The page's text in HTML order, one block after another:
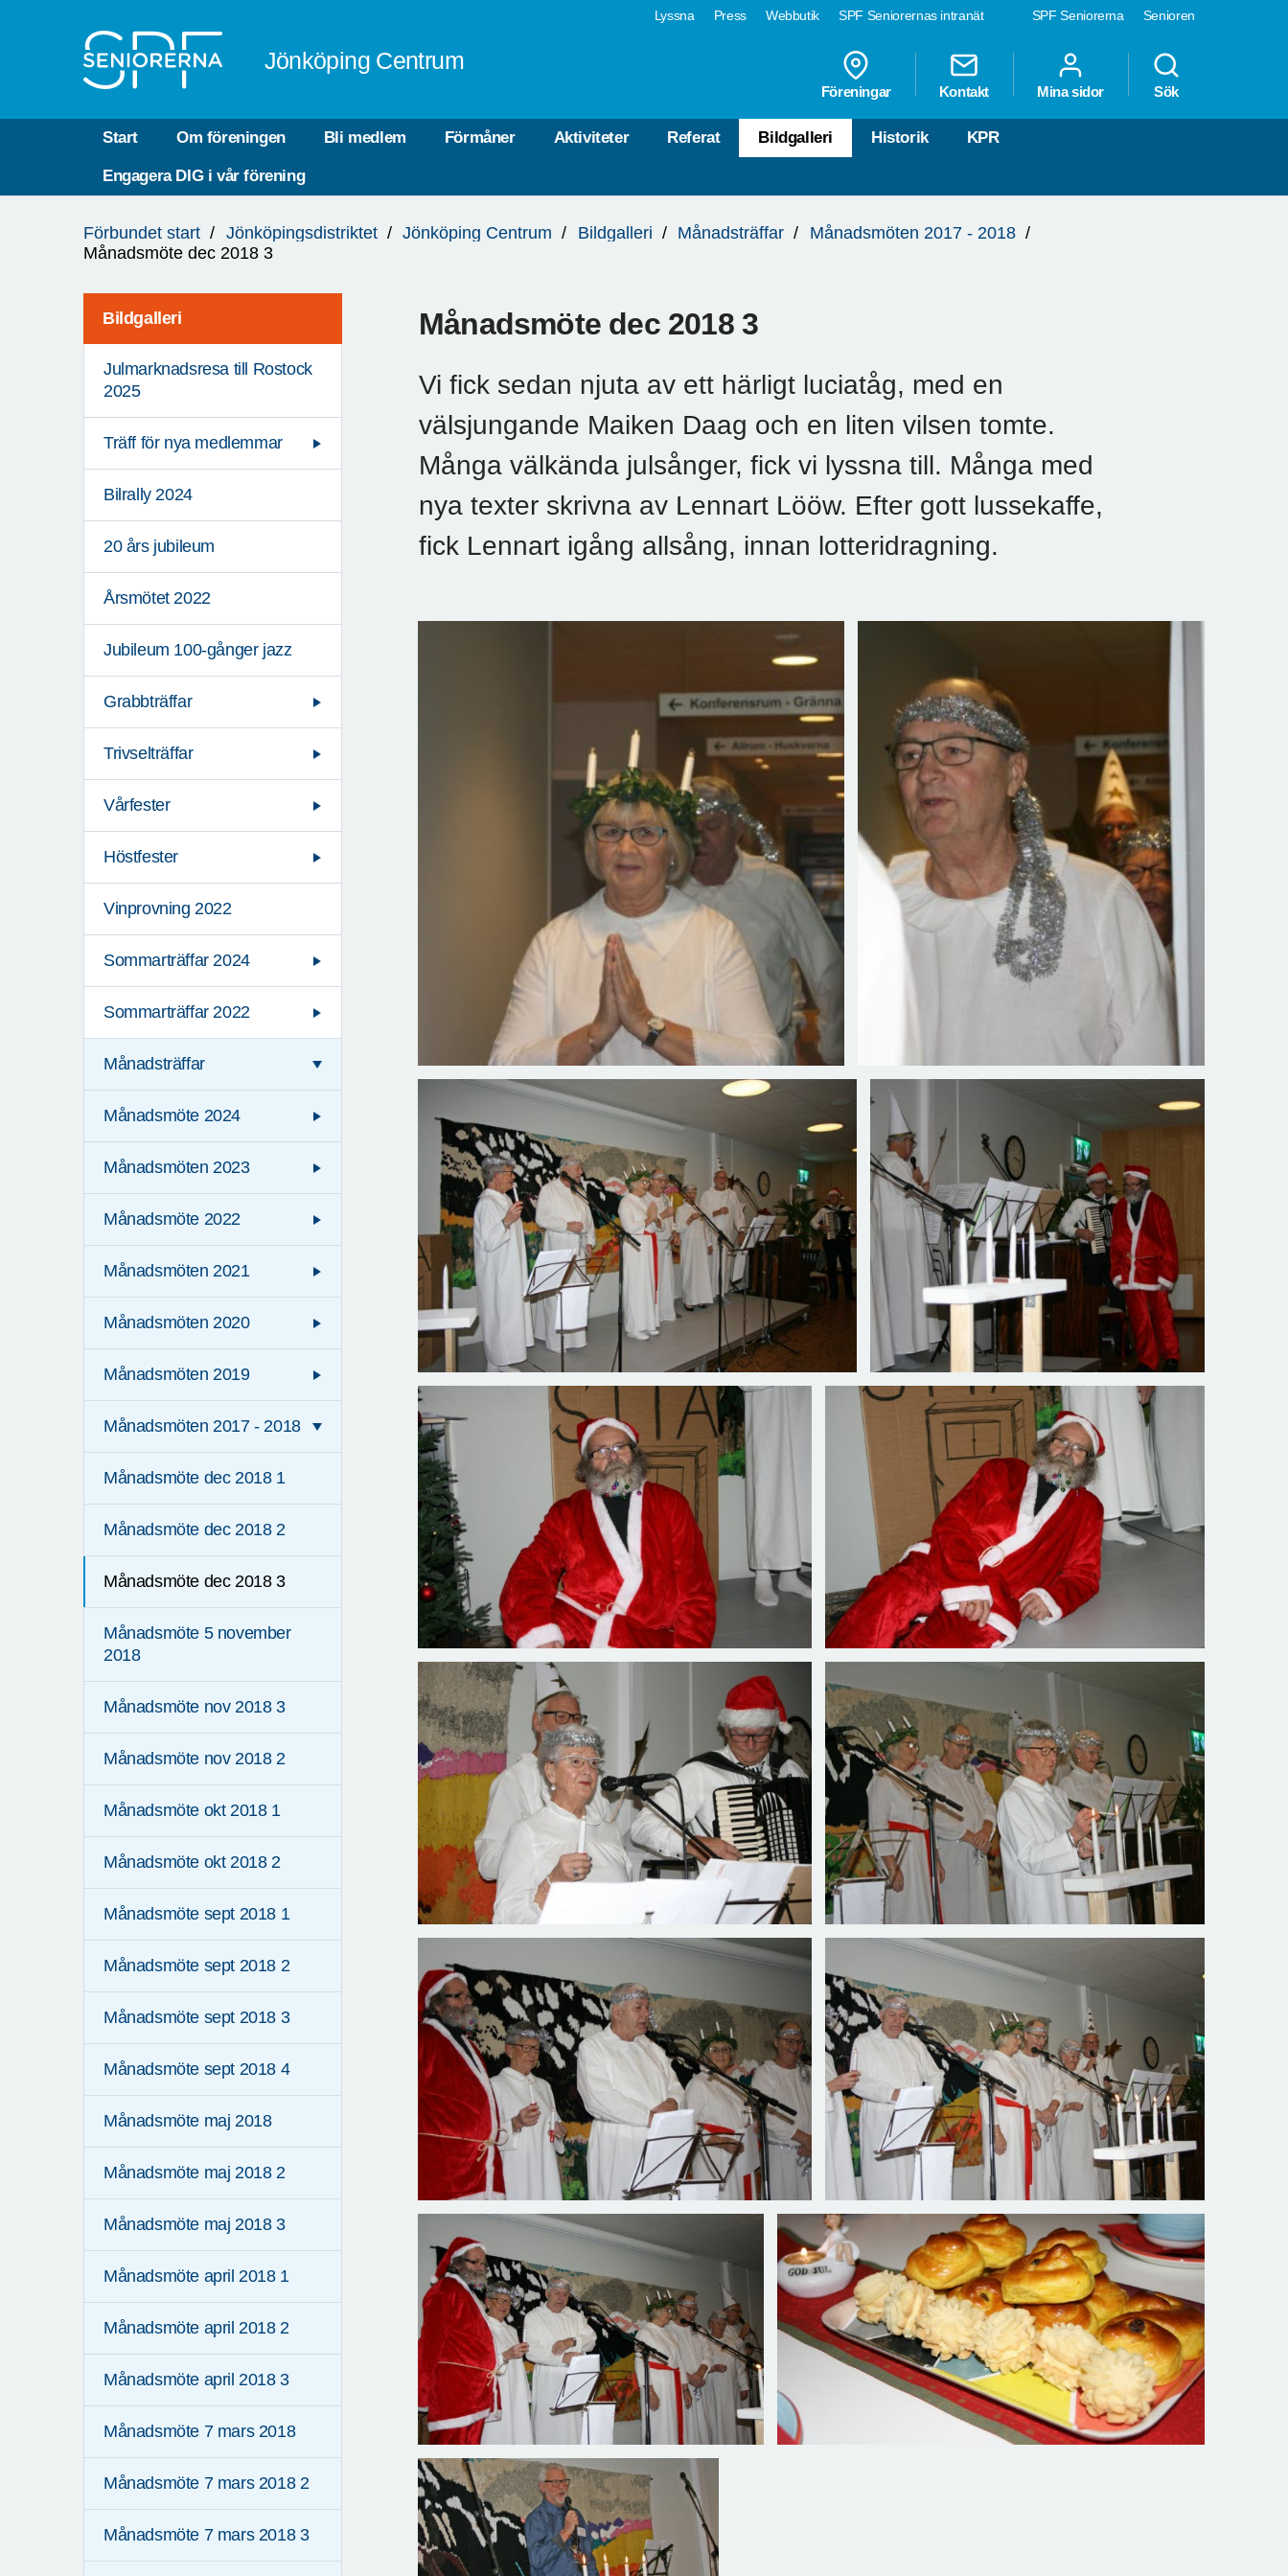
SPF Seniorerna Senioren
Lyssna Press Webbutik SPF Seniorernas intranät
Jönköping Centrum
Föreningar Kontakt Mina sidor Sök
Start Om föreningen Bli medlem Förmåner Aktiviteter Referat Bildgalleri Historik KPR
Engagera DIG i vår förening
är
Förbundet start Jönköpingsdistriktet Jönköping Centrum Bildgalleri Månadsträffar
Månadsmöten 2017 - 2018
Månadsmöte dec 2018 3
Bildgalleri
Julmarknadsresa till Rostock
2025
Träff för nya medlemmar
Bilrally 2024
20 års jubileum
Årsmötet 2022
Jubileum 100-gånger jazz
Grabbträffar
Trivselträffar
Vårfester
Höstfester
Vinprovning 2022
Sommarträffar 2024
Sommarträffar 2022
Månadsträffar
Månadsmöte 2024
Månadsmöten 2023
Månadsmöte 2022
Månadsmöten 2021
Månadsmöten 2020
Månadsmöten 2019
Månadsmöten 2017 - 2018
Månadsmöte dec 2018 1
Månadsmöte dec 2018 2
Månadsmöte dec 2018 3
Månadsmöte 5 november
2018
Månadsmöte nov 2018 3
Månadsmöte nov 2018 2
Månadsmöte okt 2018 1
Månadsmöte okt 2018 2
Månadsmöte sept 2018 1
Månadsmöte sept 2018 2
Månadsmöte sept 2018 3
Månadsmöte sept 2018 4
Månadsmöte maj 2018
Månadsmöte maj 2018 2
Månadsmöte maj 2018 3
Månadsmöte april 2018 1
Månadsmöte april 2018 2
Månadsmöte april 2018 3
Månadsmöte 7 mars 2018
Månadsmöte 7 mars 2018 2
Månadsmöte 7 mars 2018 3
Månadsmöte dec 2018 3
Vi fick sedan njuta av ett härligt luciatåg, med en
välsjungande Maiken Daag och en liten vilsen tomte.
Många välkända julsånger, fick vi lyssna till. Många med
nya texter skrivna av Lennart Lööw. Efter gott lussekaffe,
fick Lennart igång allsång, innan lotteridragning.